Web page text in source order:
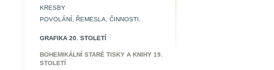
KRESBY
POVOLÁNÍ, ŘEMESLA, ČINNOSTI.
GRAFIKA 20. STOLETÍ
BOHEMIKÁLNÍ STARÉ TISKY A KNIHY 19.
STOLETÍ